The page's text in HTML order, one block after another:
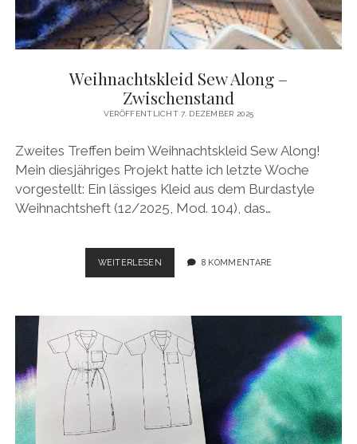
Weihnachtskleid Sew Along –
Zwischenstand
VERÖFFENTLICHT 7. DEZEMBER 2025
Zweites Treffen beim Weihnachtskleid Sew Along!
Mein diesjähriges Projekt hatte ich letzte Woche
vorgestellt: Ein lässiges Kleid aus dem Burdastyle
Weihnachtsheft (12/2025, Mod. 104), das…
WEITERLESEN WEIHNACHTSKLEID
SEW
ZWISCHENSTAND
8 KOMMENTARE